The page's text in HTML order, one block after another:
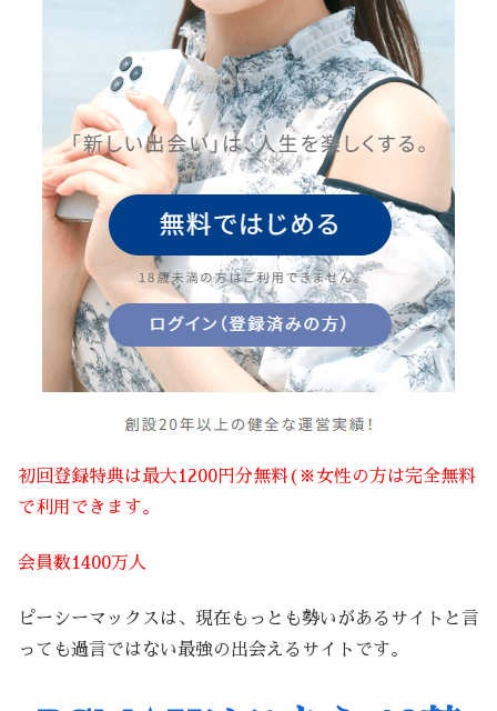
初回登録特典は最大1200円分無料(※女性の方は完全無料
で利用できます。
会員数1400万人
ピーシーマックスは、現在もっとも勢いがあるサイトと言
っても過言ではない最強の出会えるサイトです。